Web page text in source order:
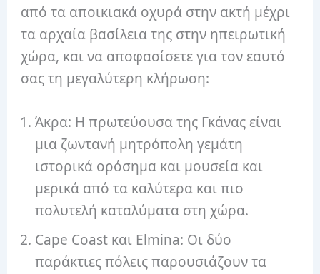
από τα αποικιακά οχυρά στην ακτή μέχρι
τα αρχαία βασίλεια της στην ηπειρωτική
χώρα, και να αποφασίσετε για τον εαυτό
σας τη μεγαλύτερη κλήρωση:
Άκρα: Η πρωτεύουσα της Γκάνας είναι
μια ζωντανή μητρόπολη γεμάτη
ιστορικά ορόσημα και μουσεία και
μερικά από τα καλύτερα και πιο
πολυτελή καταλύματα στη χώρα.
Cape Coast και Elmina: Οι δύο
παράκτιες πόλεις παρουσιάζουν τα